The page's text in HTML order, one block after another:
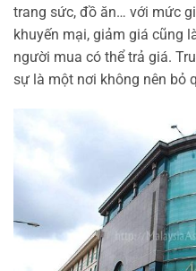
trang sức, đồ ăn… với mức
khuyến mại, giảm giá cũng
người mua có thể trả giá.
sự là một nơi không nên bỏ